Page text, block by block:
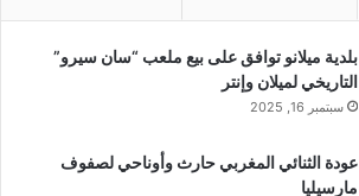
بلدية ميلانو توافق على بيع ملعب “سان سيرو”
التاريخي لميلان وإنتر
سبتمبر 16, 2025
عودة الثنائي المغربي حارث وأوناحي لصفوف
مارسيليا